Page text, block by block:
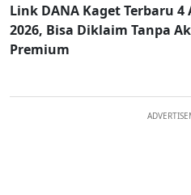
Link DANA Kaget Terbaru 4
2026, Bisa Diklaim Tanpa
Premium